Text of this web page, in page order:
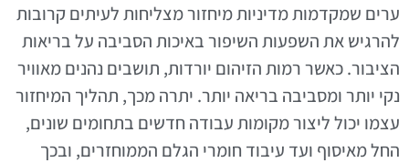
ערים שמקדמות מדיניות מיחזור מצליחות לעיתים קרובות
להרגיש את השפעות השיפור באיכות הסביבה על בריאות
הציבור. כאשר רמות הזיהום יורדות, תושבים נהנים מאוויר
נקי יותר ומסביבה בריאה יותר. יתרה מכך, תהליך המיחזור
עצמו יכול ליצור מקומות עבודה חדשים בתחומים שונים,
החל מאיסוף ועד עיבוד חומרי הגלם הממוחזרים, ובכך